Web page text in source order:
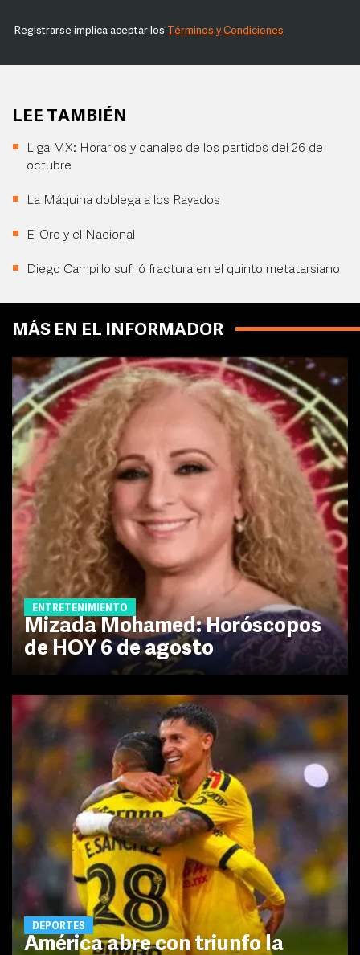
Registrarse implica aceptar los Términos y Condiciones
LEE TAMBIÉN
Liga MX: Horarios y canales de los partidos del 26 de
octubre
La Máquina doblega a los Rayados
El Oro y el Nacional
Diego Campillo sufrió fractura en el quinto metatarsiano
MÁS EN EL INFORMADOR
ENTRETENIMIENTO
Mizada Mohamed: Horóscopos
de HOY 6 de agosto
DEPORTES
América abre con triunfo la